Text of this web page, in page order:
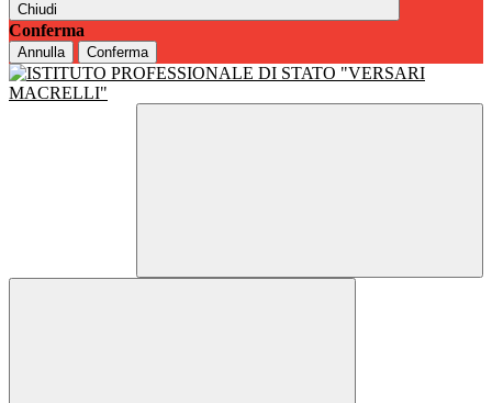
Chiudi
Conferma
Annulla Conferma